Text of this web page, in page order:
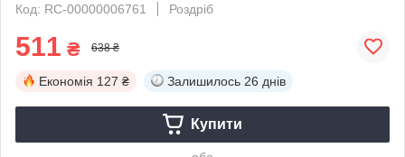
Код: RC-00000006761
Роздріб
511 ₴ 638 ₴
Економія 127 ₴ Залишилось 26 днів
Купити